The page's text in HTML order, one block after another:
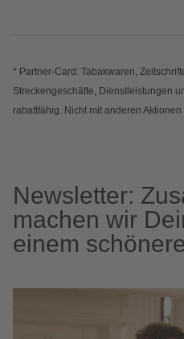
* Partner-Card: Tabakwaren,
Streckengeschäfte, Dienstleistungen
rabattfähig. Nicht mit anderen
Newsletter:
machen wir
einem